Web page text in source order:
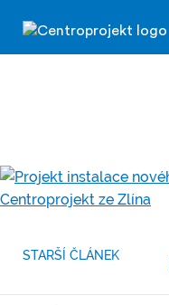
STARŠÍ ČLÁNEK